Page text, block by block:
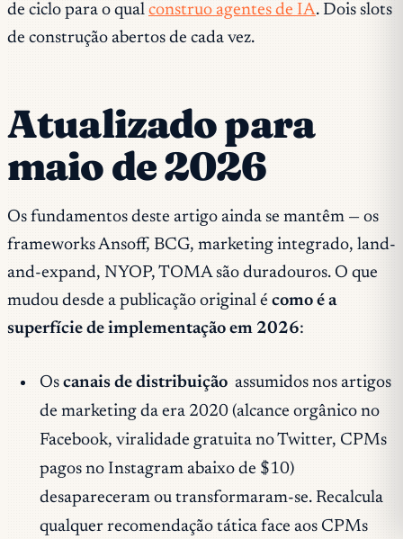
de ciclo para o qual construo agentes de IA. Dois slots
de construção abertos de cada vez.
Atualizado para
maio de 2026
Os fundamentos deste artigo ainda se mantêm — os
frameworks Ansoff, BCG, marketing integrado, land-
and-expand, NYOP, TOMA são duradouros. O que
mudou desde a publicação original é como é a
superfície de implementação em 2026:
Os canais de distribuição assumidos nos artigos
de marketing da era 2020 (alcance orgânico no
Facebook, viralidade gratuita no Twitter, CPMs
pagos no Instagram abaixo de $10)
desapareceram ou transformaram-se. Recalcula
qualquer recomendação tática face aos CPMs